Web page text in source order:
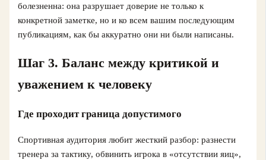
болезненна: она разрушает доверие не только к
конкретной заметке, но и ко всем вашим последующим
публикациям, как бы аккуратно они ни были написаны.
Шаг 3. Баланс между критикой и
уважением к человеку
Где проходит граница допустимого
Спортивная аудитория любит жесткий разбор: разнести
тренера за тактику, обвинить игрока в «отсутствии яиц»,